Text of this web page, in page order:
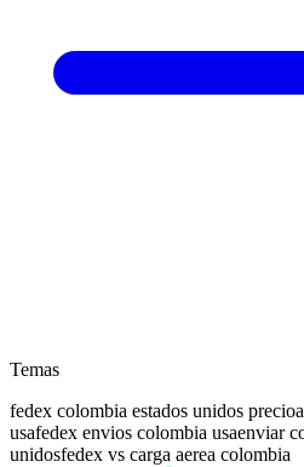
Temas
fedex colombia estados unidos precio
usafedex envios colombia usaenviar
unidosfedex vs carga aerea colombia